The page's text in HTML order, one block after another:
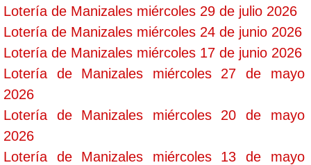
Lotería de Manizales miércoles 29 de julio 2026
Lotería de Manizales miércoles 24 de junio 2026
Lotería de Manizales miércoles 17 de junio 2026
Lotería de Manizales miércoles 27 de mayo
2026
Lotería de Manizales miércoles 20 de mayo
2026
Lotería de Manizales miércoles 13 de mayo